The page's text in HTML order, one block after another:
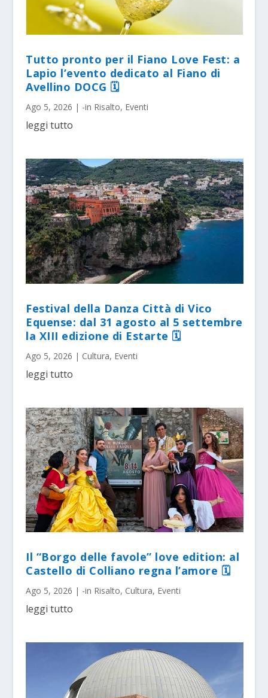
Tutto pronto per il Fiano Love Fest: a
Lapio l’evento dedicato al Fiano di
Avellino DOCG 🗓
Ago 5, 2026 | -in Risalto, Eventi
leggi tutto
Festival della Danza Città di Vico
Equense: dal 31 agosto al 5 settembre
la XIII edizione di Estarte 🗓
Ago 5, 2026 | Cultura, Eventi
leggi tutto
Il “Borgo delle favole” love edition: al
Castello di Colliano regna l’amore 🗓
Ago 5, 2026 | -in Risalto, Cultura, Eventi
leggi tutto